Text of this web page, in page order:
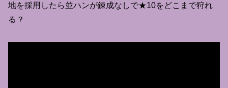
地を採用したら並ハンが錬成なしで★10をどこまで狩れ
る？